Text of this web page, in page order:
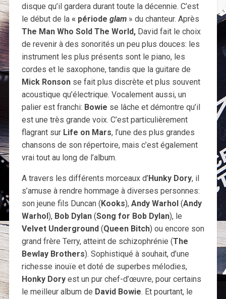
disque qu’il gardera durant toute la décennie. C’est
le début de la « période glam» du chanteur. Après
The Man Who Sold The World,David fait le choix
de revenir à des sonorités un peu plus douces: les
instrument les plus présents sont le piano, les
cordes et le saxophone, tandis que la guitare de
Mick Ronsonse fait plus discrète et plus souvent
acoustique qu’électrique. Vocalement aussi, un
palier est franchi: Bowie se lâche et démontre qu’il
est une très grande voix. C’est particulièrement
flagrant sur Life on Mars, l’une des plus grandes
chansons de son répertoire, mais c’est également
vrai tout au long de l’album.
A travers les différents morceaux d’Hunky Dory, il
s’amuse à rendre hommage à diverses personnes:
son jeune fils Duncan (Kooks), Andy Warhol(Andy
Warhol), Bob Dylan(Song for Bob Dylan), le
Velvet Underground(Queen Bitch) ou encore son
grand frère Terry, atteint de schizophrénie (The
Bewlay Brothers). Sophistiqué à souhait, d’une
richesse inouïe et doté de superbes mélodies,
Honky Doryest un pur chef-d’œuvre, pour certains
le meilleur album de David Bowie. Et pourtant, le